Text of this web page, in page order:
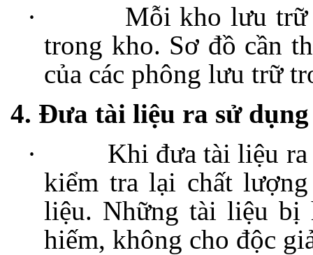
·
Mỗi kho lưu trữ
trong kho. Sơ đồ cần
của các phông lưu trữ
4. Đưa tài liệu ra sử dụng
·
Khi đưa tài liệu
kiểm tra lại chất
liệu. Những tài liệu bị
hiếm, không cho độc